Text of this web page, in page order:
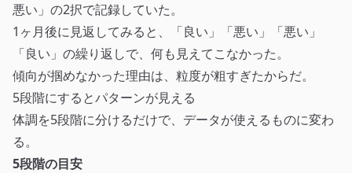
悪い」の2択で記録していた。
1ヶ月後に見返してみると、「良い」「悪い」「悪い」
「良い」の繰り返しで、何も見えてこなかった。
傾向が掴めなかった理由は、粒度が粗すぎたからだ。
5段階にするとパターンが見える
体調を5段階に分けるだけで、データが使えるものに変わ
る。
5段階の目安